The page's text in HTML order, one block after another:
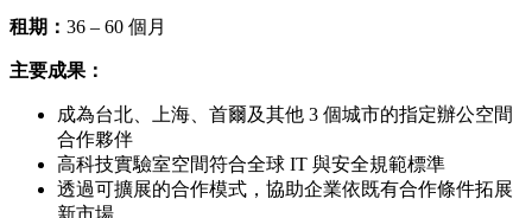
租期： 36 – 60 個月
主要成果：
成為台北、上海、首爾及其他 3 個城市的指定辦公空間
合作夥伴
高科技實驗室空間符合全球 IT 與安全規範標準
透過可擴展的合作模式，協助企業依既有合作條件拓展
新市場